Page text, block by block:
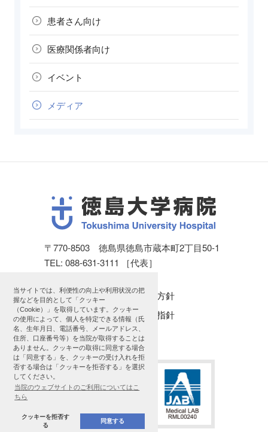
当サイトでは、利便性の向上や利用状況の把
握などを目的として「クッキー
（Cookie）」を取得しています。クッキー
の使用によって、個人を特定できる情報（氏
名、生年月日、電話番号、メールアドレス、
住所、口座番号等）を当院が取得することは
ありません。クッキーの取得に同意する場合
は「同意する」を、クッキーの受け入れを拒
否する場合は「クッキーを拒否する」を選択
してください。
当院のウェブサイトのご利用についてはこ
ちら
クッキーを拒否す
る
同意する
患者さん向け
医療関係者向け
イベント
メディア
〒770-8503 徳島県徳島市蔵本町2丁目50-1
TEL: 088-631-3111 ［代表］
個人情報保護方針
公表に関する指針
サイトマップ